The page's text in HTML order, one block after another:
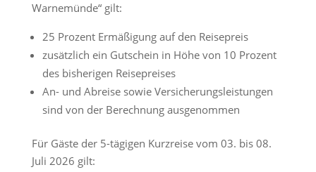
Warnemünde“ gilt:
25 Prozent Ermäßigung auf den Reisepreis
zusätzlich ein Gutschein in Höhe von 10 Prozent
des bisherigen Reisepreises
An- und Abreise sowie Versicherungsleistungen
sind von der Berechnung ausgenommen
Für Gäste der 5-tägigen Kurzreise vom 03. bis 08.
Juli 2026 gilt: